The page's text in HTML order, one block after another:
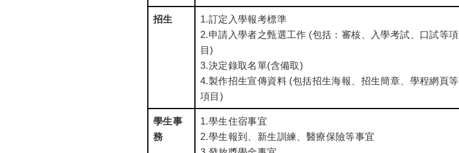
招生 1.訂定入學報考標準
2.申請入學者之甄選工作 (包括：審核、入學考試、口試等項
目)
3.決定錄取名單(含備取)
4.製作招生宣傳資料 (包括招生海報、招生簡章、學程網頁等
項目)
學生事
務
1.學生住宿事宜
2.學生報到、新生訓練、醫療保險等事宜